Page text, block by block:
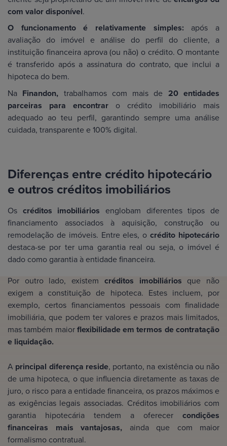
com valor disponível.
O funcionamento é relativamente simples: após a
avaliação do imóvel e análise do perfil do cliente, a
instituição financeira aprova (ou não) o crédito. O montante
é transferido após a assinatura do contrato, que inclui a
hipoteca do bem.
Na Finandon, trabalhamos com mais de 20 entidades
parceiras para encontrar o crédito imobiliário mais
adequado ao teu perfil, garantindo sempre uma análise
cuidada, transparente e 100% digital.
Diferenças entre crédito hipotecário
e outros créditos imobiliários
Os créditos imobiliários englobam diferentes tipos de
financiamento associados à aquisição, construção ou
remodelação de imóveis. Entre eles, ocrédito hipotecário
destaca-se por ter uma garantia real ou seja, o imóvel é
dado como garantia à entidade financeira.
Por outro lado, existem créditos imobiliários que não
exigem a constituição de hipoteca. Estes incluem, por
exemplo, certos financiamentos pessoais com finalidade
imobiliária, que podem ter valores e prazos mais limitados,
mas também maiorflexibilidade em termos de contratação
e liquidação.
A principal diferença reside, portanto, na existência ou não
de uma hipoteca, o que influencia diretamente as taxas de
juro, o risco para a entidade financeira, os prazos máximos e
as exigências legais associadas. Créditos imobiliários com
garantia hipotecária tendem a oferecer condições
financeiras mais vantajosas, ainda que com maior
formalismo contratual.